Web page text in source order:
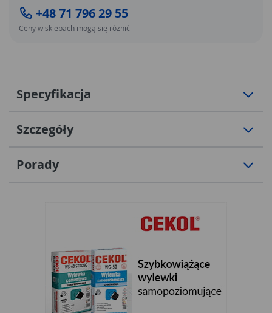
+48 71 796 29 55
Ceny w sklepach mogą się różnić
Specyfikacja
Szczegóły
Porady